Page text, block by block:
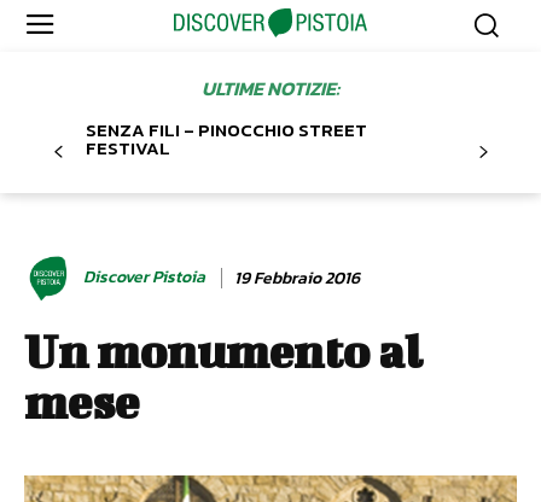
ULTIME NOTIZIE:
SENZA FILI – PINOCCHIO STREET
FESTIVAL
Discover Pistoia 19 Febbraio 2016
Un monumento al
mese